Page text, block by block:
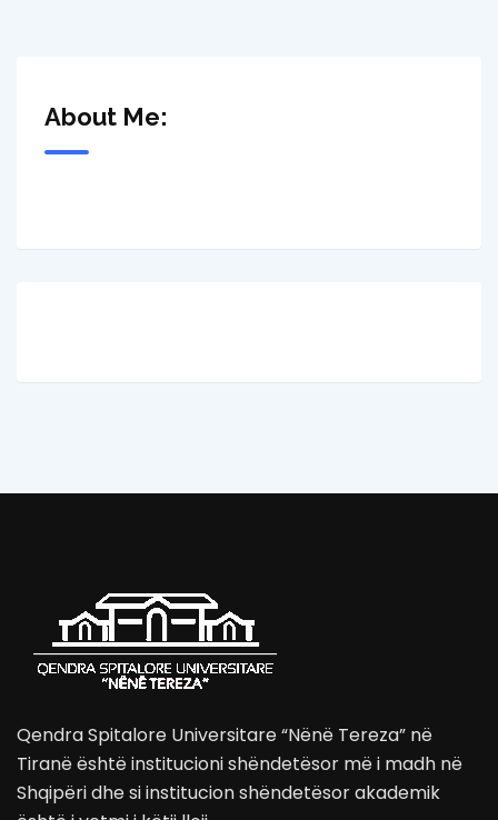
About Me:
Qendra Spitalore Universitare “Nënë Tereza” në
Tiranë është institucioni shëndetësor më i madh në
Shqipëri dhe si institucion shëndetësor akademik